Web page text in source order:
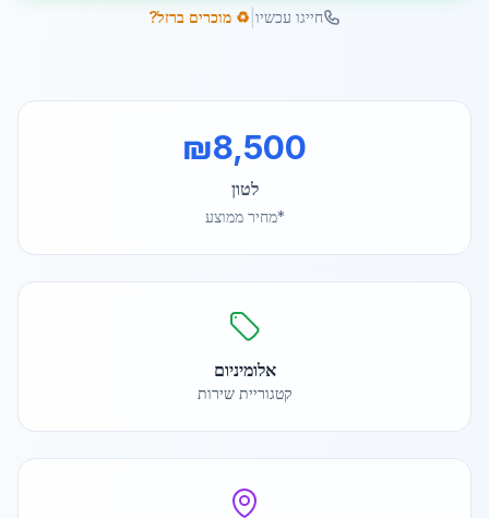
חייגו עכשיו ♻️ מוכרים ברזל?
₪8,500
לטון
*מחיר ממוצע
אלומיניום
קטגוריית שירות